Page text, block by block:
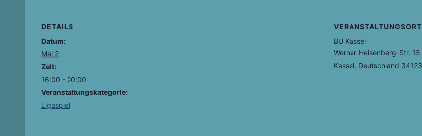
DETAILS
Datum:
Mai 2
Zeit:
16:00 - 20:00
Veranstaltungskategorie:
Ligaspiel
VERANSTALTUNGSORT
BU Kassel
Werner-Heisenberg-Str. 15
Kassel, Deutschland 34123